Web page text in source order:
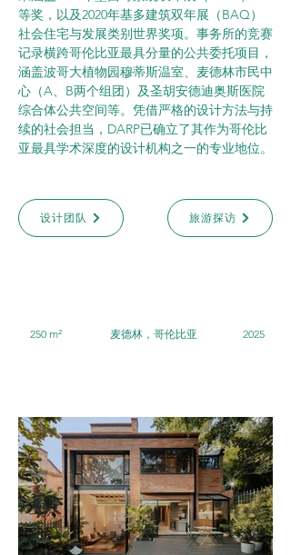
等奖，以及2020年基多建筑双年展（BAQ）
社会住宅与发展类别世界奖项。事务所的竞赛
记录横跨哥伦比亚最具分量的公共委托项目，
涵盖波哥大植物园穆蒂斯温室、麦德林市民中
心（A、B两个组团）及圣胡安德迪奥斯医院
综合体公共空间等。凭借严格的设计方法与持
续的社会担当，DARP已确立了其作为哥伦比
亚最具学术深度的设计机构之一的专业地位。
设计团队 旅游探访
250 m² 麦德林，哥伦比亚 2025